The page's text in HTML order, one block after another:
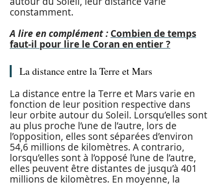
constamment.
A lire en complément : Combien de temps
faut-il pour lire le Coran en entier ?
La distance entre la Terre et Mars
La distance entre la Terre et Mars varie en
fonction de leur position respective dans
leur orbite autour du Soleil. Lorsqu’elles sont
au plus proche l’une de l’autre, lors de
l’opposition, elles sont séparées d’environ
54,6 millions de kilomètres. A contrario,
lorsqu’elles sont à l’opposé l’une de l’autre,
elles peuvent être distantes de jusqu’à 401
millions de kilomètres. En moyenne, la